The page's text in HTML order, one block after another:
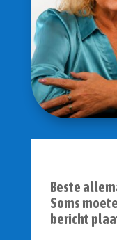
Beste
Soms
bericht